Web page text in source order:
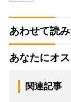
あわせて読
あなたにオ
関連記事